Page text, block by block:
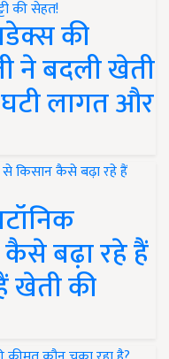
की
ने बदली खेती
लागत और
बढ़ा रहे हैं
खेती की